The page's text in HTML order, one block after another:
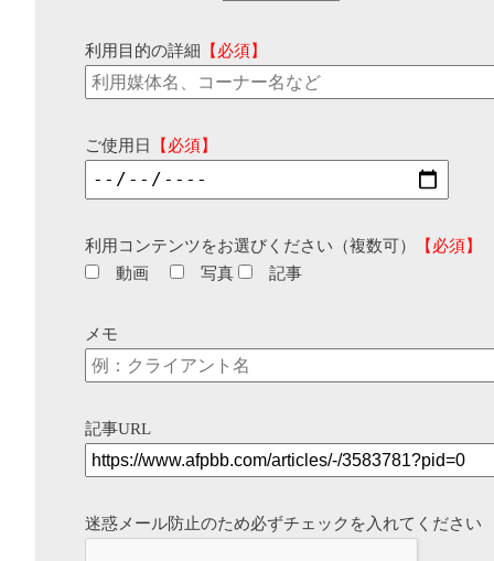
利用目的の詳細 【必須】
ご使用日 【必須】
利用コンテンツをお選びください（複数可）
【必須】
動画
写真 記事
メモ
記事URL
迷惑メール防止のため必ずチェックを入れてください